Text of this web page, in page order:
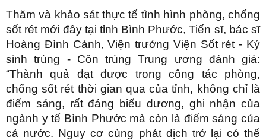
Thăm và khảo sát thực tế tình hình phòng, chống
sốt rét mới đây tại tỉnh Bình Phước, Tiến sĩ, bác sĩ
Hoàng Đình Cảnh, Viện trưởng Viện Sốt rét - Ký
sinh trùng - Côn trùng Trung ương đánh giá:
“Thành quả đạt được trong công tác phòng,
chống sốt rét thời gian qua của tỉnh, không chỉ là
điểm sáng, rất đáng biểu dương, ghi nhận của
ngành y tế Bình Phước mà còn là điểm sáng của
cả nước. Nguy cơ cùng phát dịch trở lại có thể